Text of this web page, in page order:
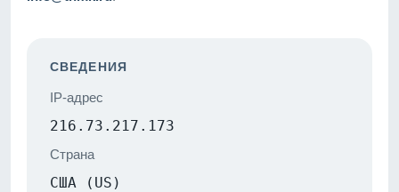
СВЕДЕНИЯ
IP-адрес
216.73.217.173
Страна
США (US)